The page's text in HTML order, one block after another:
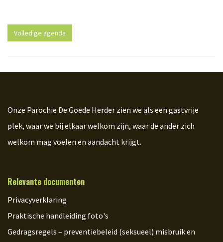
Volledige agenda
Onze Parochie De Goede Herder zien we als een gastvrije
plek, waar we bij elkaar welkom zijn, waar de ander zich
welkom mag voelen en aandacht krijgt.
Relevante documenten
Privacyverklaring
Praktische handleiding foto's
Gedragsregels – preventiebeleid (seksueel) misbruik en